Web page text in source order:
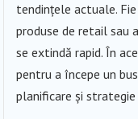
tendințele actuale.
produse de retail sau
se extindă rapid. În
pentru a începe un
planificare și